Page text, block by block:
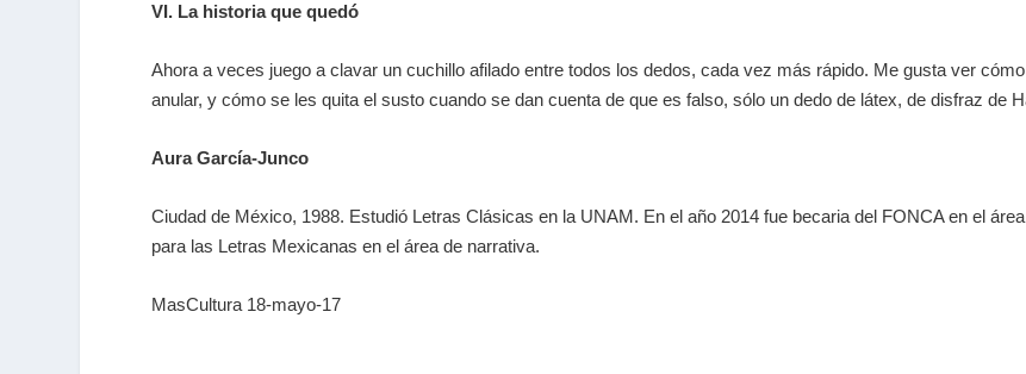
VI. La historia que quedó
Ahora a veces juego a clavar un cuchillo afilado entre todos los dedos, cada vez más rápido. Me gusta ver
anular, y cómo se les quita el susto cuando se dan cuenta de que es falso, sólo un dedo de látex, de disfraz de
Aura García-Junco
Ciudad de México, 1988. Estudió Letras Clásicas en la UNAM. En el año 2014 fue becaria del FONCA en el
para las Letras Mexicanas en el área de narrativa.
MasCultura 18-mayo-17